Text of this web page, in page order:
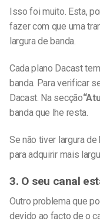
Isso foi muito. Esta,
fazer com que uma
largura de banda.
Cada plano Dacast
banda. Para verificar
Dacast. Na secção
banda que lhe resta.
Se não tiver largura
para adquirir mais
3. O seu canal
Outro problema que
devido ao facto de o